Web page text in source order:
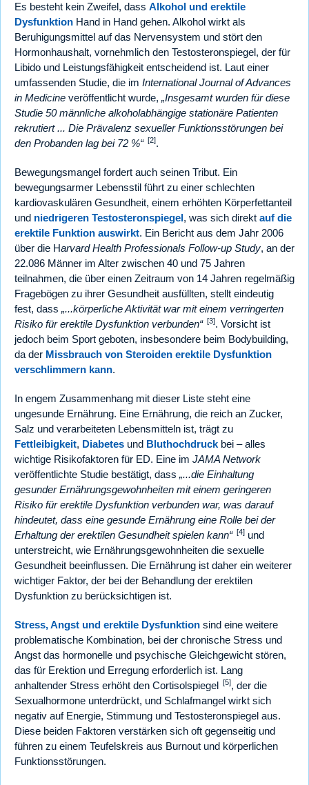
Es besteht kein Zweifel, dass Alkohol und erektile
Dysfunktion Hand in Hand gehen. Alkohol wirkt als
Beruhigungsmittel auf das Nervensystem und stört den
Hormonhaushalt, vornehmlich den Testosteronspiegel, der für
Libido und Leistungsfähigkeit entscheidend ist. Laut einer
umfassenden Studie, die im International Journal of Advances
in Medicine veröffentlicht wurde, Insgesamt wurden für diese
Studie 50 männliche alkoholabhängige stationäre Patienten
rekrutiert ... Die Prävalenz sexueller Funktionsstörungen bei
den Probanden lag bei 72 %
[2].
Bewegungsmangel fordert auch seinen Tribut. Ein
bewegungsarmer Lebensstil führt zu einer schlechten
kardiovaskulären Gesundheit, einem erhöhten Körperfettanteil
und niedrigeren Testosteronspiegel, was sich direkt auf die
erektile Funktion auswirkt. Ein Bericht aus dem Jahr 2006
über die Harvard Health Professionals Follow-up Study, an der
22.086 Männer im Alter zwischen 40 und 75 Jahren
teilnahmen, die über einen Zeitraum von 14 Jahren regelmäßig
Fragebögen zu ihrer Gesundheit ausfüllten, stellt eindeutig
fest, dass ...körperliche Aktivität war mit einem verringerten
Risiko für erektile Dysfunktion verbunden
[3]. Vorsicht ist
jedoch beim Sport geboten, insbesondere beim Bodybuilding,
da der Missbrauch von Steroiden erektile Dysfunktion
verschlimmern kann.
In engem Zusammenhang mit dieser Liste steht eine
ungesunde Ernährung. Eine Ernährung, die reich an Zucker,
Salz und verarbeiteten Lebensmitteln ist, trägt zu
Fettleibigkeit, Diabetes und Bluthochdruck bei – alles
wichtige Risikofaktoren für ED. Eine im JAMA Network
veröffentlichte Studie bestätigt, dass ...die Einhaltung
gesunder Ernährungsgewohnheiten mit einem geringeren
Risiko für erektile Dysfunktion verbunden war, was darauf
hindeutet, dass eine gesunde Ernährung eine Rolle bei der
Erhaltung der erektilen Gesundheit spielen kann
[4] und
unterstreicht, wie Ernährungsgewohnheiten die sexuelle
Gesundheit beeinflussen. Die Ernährung ist daher ein weiterer
wichtiger Faktor, der bei der Behandlung der erektilen
Dysfunktion zu berücksichtigen ist.
Stress, Angst und erektile Dysfunktion sind eine weitere
problematische Kombination, bei der chronische Stress und
Angst das hormonelle und psychische Gleichgewicht stören,
das für Erektion und Erregung erforderlich ist. Lang
anhaltender Stress erhöht den Cortisolspiegel [5], der die
Sexualhormone unterdrückt, und Schlafmangel wirkt sich
negativ auf Energie, Stimmung und Testosteronspiegel aus.
Diese beiden Faktoren verstärken sich oft gegenseitig und
führen zu einem Teufelskreis aus Burnout und körperlichen
Funktionsstörungen.